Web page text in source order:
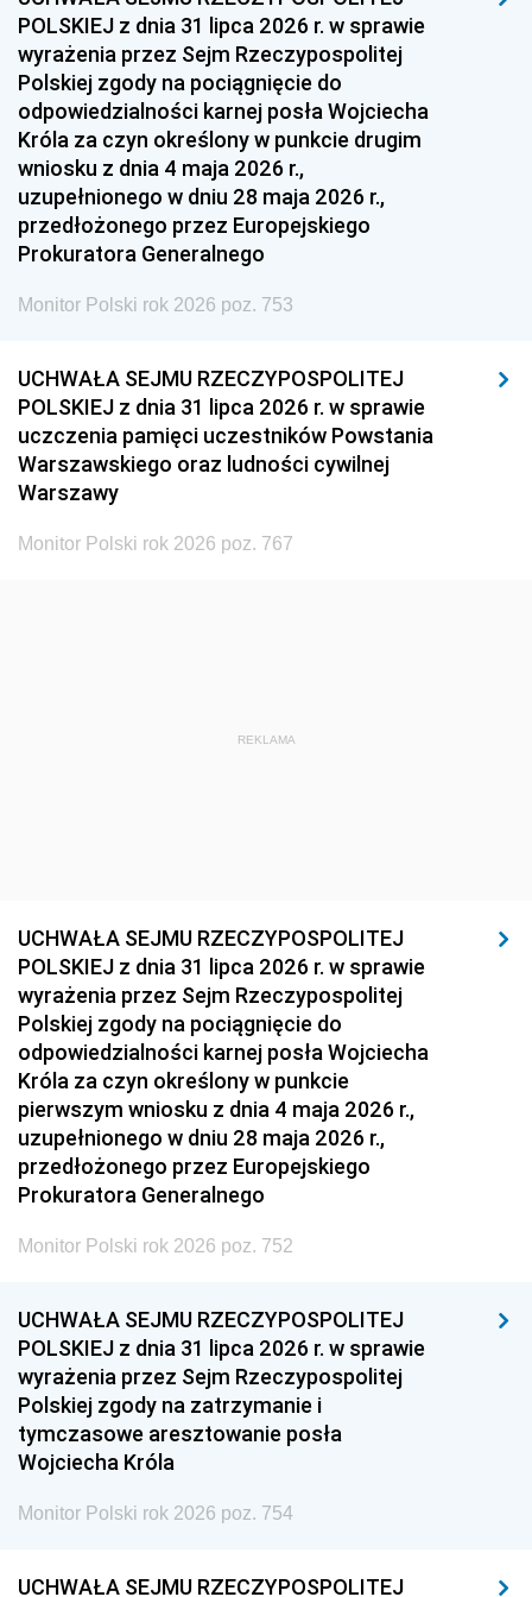
1954 1953 1952
1951 1950 1949
1948 1947
1939 1938 1937
1936 1930
POLSKIEJ z dnia 31 lipca 2026 r. w sprawie
wyrażenia przez Sejm Rzeczypospolitej
Polskiej zgody na pociągnięcie do
odpowiedzialności karnej posła Wojciecha
Króla za czyn określony w punkcie drugim
wniosku z dnia 4 maja 2026 r.,
uzupełnionego w dniu 28 maja 2026 r.,
przedłożonego przez Europejskiego
Prokuratora Generalnego
Monitor Polski rok 2026 poz. 753
UCHWAŁA SEJMU RZECZYPOSPOLITEJ
POLSKIEJ z dnia 31 lipca 2026 r. w sprawie
uczczenia pamięci uczestników Powstania
Warszawskiego oraz ludności cywilnej
Warszawy
Monitor Polski rok 2026 poz. 767
REKLAMA
UCHWAŁA SEJMU RZECZYPOSPOLITEJ
POLSKIEJ z dnia 31 lipca 2026 r. w sprawie
wyrażenia przez Sejm Rzeczypospolitej
Polskiej zgody na pociągnięcie do
odpowiedzialności karnej posła Wojciecha
Króla za czyn określony w punkcie
pierwszym wniosku z dnia 4 maja 2026 r.,
uzupełnionego w dniu 28 maja 2026 r.,
przedłożonego przez Europejskiego
Prokuratora Generalnego
Monitor Polski rok 2026 poz. 752
UCHWAŁA SEJMU RZECZYPOSPOLITEJ
POLSKIEJ z dnia 31 lipca 2026 r. w sprawie
wyrażenia przez Sejm Rzeczypospolitej
Polskiej zgody na zatrzymanie i
tymczasowe aresztowanie posła
Wojciecha Króla
Monitor Polski rok 2026 poz. 754
UCHWAŁA SEJMU RZECZYPOSPOLITEJ